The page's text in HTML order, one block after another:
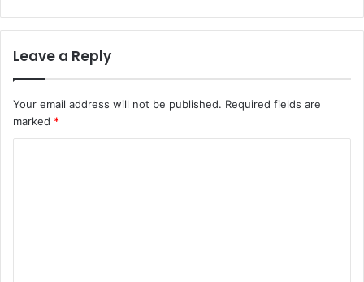
Leave a Reply
Your email address will not be published. Required fields are
marked *